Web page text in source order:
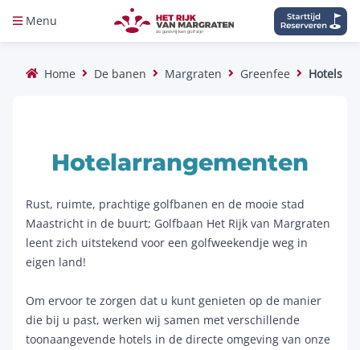
Menu
Home De banen Margraten Greenfee Hotels
Hotelarrangementen
Rust, ruimte, prachtige golfbanen en de mooie stad
Maastricht in de buurt; Golfbaan Het Rijk van Margraten
leent zich uitstekend voor een golfweekendje weg in
eigen land!
Om ervoor te zorgen dat u kunt genieten op de manier
die bij u past, werken wij samen met verschillende
toonaangevende hotels in de directe omgeving van onze